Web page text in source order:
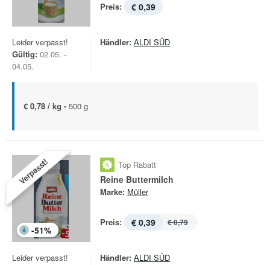
Preis: € 0,39
Leider verpasst!
Gültig: 02.05. -
04.05.
Händler: ALDI SÜD
€ 0,78 / kg - 500 g
Verpasst!
-51%
Top Rabatt
Reine Buttermilch
Marke: Müller
Preis: € 0,39 € 0,79
Leider verpasst!
Händler: ALDI SÜD